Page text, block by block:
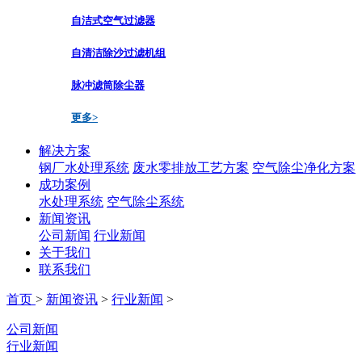
自洁式空气过滤器
自清洁除沙过滤机组
脉冲滤筒除尘器
更多>
解决方案
钢厂水处理系统 废水零排放工艺方案 空气除尘净化方案
成功案例
水处理系统 空气除尘系统
新闻资讯
公司新闻 行业新闻
关于我们
联系我们
首页 > 新闻资讯 > 行业新闻 >
公司新闻
行业新闻